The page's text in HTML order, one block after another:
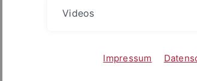
Ansprechpartner
Röntgenstrahlung bezeichnet
Videos
Impressum